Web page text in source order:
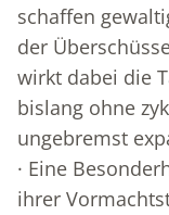
schaffen
der
wirkt dabei die
bislang ohne
ungebremst
· Eine
ihrer